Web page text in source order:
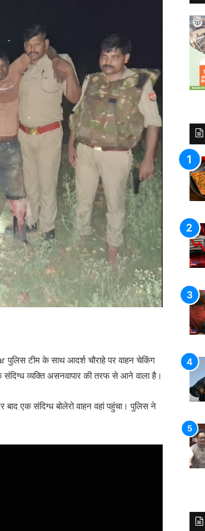
पुलिस टीम के साथ आदर्श चौराहे पर वाहन चेकिंग
व्यक्ति असनवापार की तरफ से आने वाला है।
एक संदिग्ध बोलेरो वाहन वहां पहुंचा। पुलिस ने